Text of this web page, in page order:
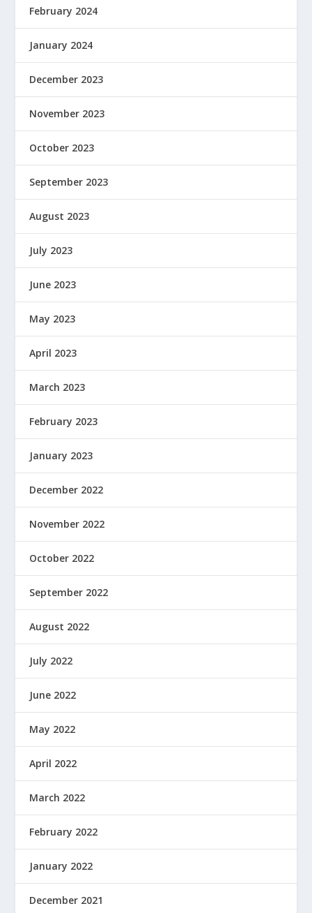
February 2024
January 2024
December 2023
November 2023
October 2023
September 2023
August 2023
July 2023
June 2023
May 2023
April 2023
March 2023
February 2023
January 2023
December 2022
November 2022
October 2022
September 2022
August 2022
July 2022
June 2022
May 2022
April 2022
March 2022
February 2022
January 2022
December 2021